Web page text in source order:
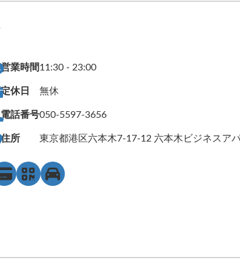
営業時間11:30 - 23:00
定休日 無休
電話番号050-5597-3656
住所 東京都港区六本木7-17-12 六本木ビジネスア